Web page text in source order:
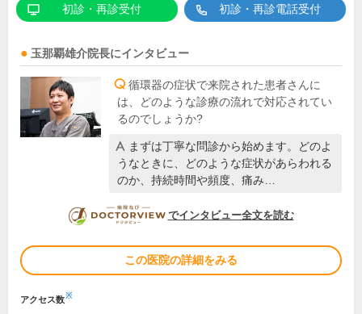
初診・再診受付 初診・再診電話受付
玉那覇雄介院長にインタビュー
循環器の症状で来院された患者さんに
は、どのような診療の流れで対応されてい
るのでしょうか?
まずは丁寧な問診から始めます。どのよ
うなときに、どのような症状があらわれる
のか、持続時間や頻度、痛み…
DOCTORVIEW
でインタビュー全文を読む
この医院の詳細をみる
アクセス数※